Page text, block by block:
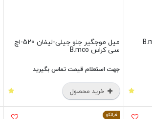
میل موجگیر جلو جیلی-لیفان 520-اچ
سی کراس B.mco
جهت استعلام قیمت تماس بگیرید
خرید محصول
فرانکو